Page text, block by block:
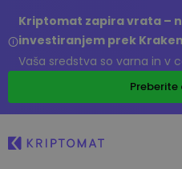
Kriptomat zapira vrata –
investiranjem prek
Vaša sredstva so varna in v